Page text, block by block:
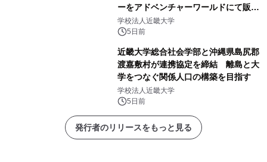
ーをアドベンチャーワールドにて販売
します パークでしか味わえない期間
限定スイーツを楽しんで♪
学校法人近畿大学
5日前
近畿大学総合社会学部と沖縄県島尻郡
渡嘉敷村が連携協定を締結 離島と大
学をつなぐ関係人口の構築を目指す
学校法人近畿大学
5日前
発行者のリリースをもっと見る